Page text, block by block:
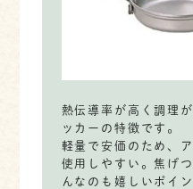
熱伝導率が高く調理
ッカーの特徴です。
軽量で安価のため、
使用しやすい。焦げ
んなのも嬉しいポイン